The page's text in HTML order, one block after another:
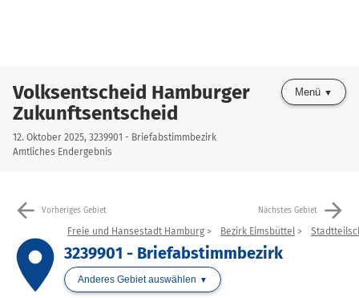
Volksentscheid Hamburger
Zukunftsentscheid
12. Oktober 2025, 3239901 - Briefabstimmbezirk
Amtliches Endergebnis
Menü
arrow_back Vorheriges Gebiet Nächstes Gebiet arrow_forward
place
Freie und Hansestadt Hamburg Bezirk Eimsbüttel
3239901 - Briefabstimmbezirk
Anderes Gebiet auswählen